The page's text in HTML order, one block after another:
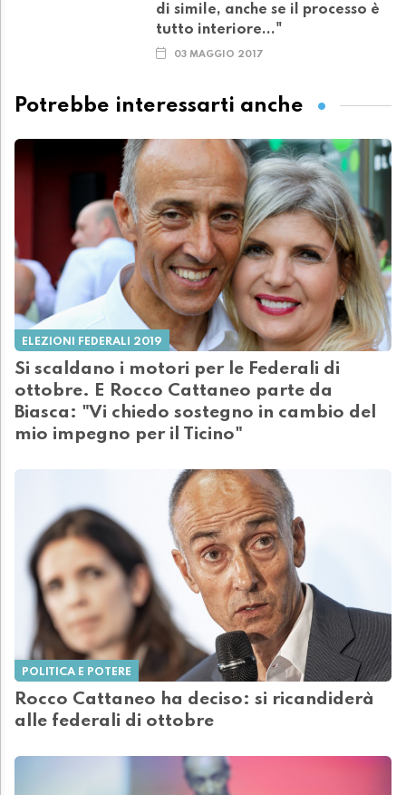
di simile, anche se il processo è
tutto interiore..."
03 MAGGIO 2017
Potrebbe interessarti anche
ELEZIONI FEDERALI 2019
Si scaldano i motori per le Federali di
ottobre. E Rocco Cattaneo parte da
Biasca: "Vi chiedo sostegno in cambio del
mio impegno per il Ticino"
POLITICA E POTERE
Rocco Cattaneo ha deciso: si ricandiderà
alle federali di ottobre